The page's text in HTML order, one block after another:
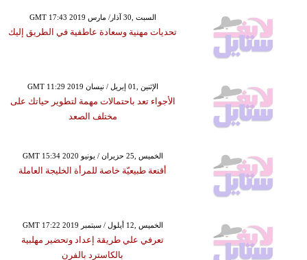
GMT 17:43 2019 السبت ,30 آذار/ مارس
تحديات مهنية وسعادة عاطفية في الطريق إليك
GMT 11:29 2019 الإثنين ,01 إبريل / نيسان
الأجواء تعد باحتمالات مهمة لتطوير حياتك على
مختلف الصعد
GMT 15:34 2020 الخميس ,25 حزيران / يونيو
أقنعة طبيعيّة خاصة للمرأة الخليجة العاملة
GMT 17:22 2019 الخميس ,12 أيلول / سبتمبر
تعرفي علي طريقة إعداد وتحضير مهلبية
بالكاسترد بالفرن